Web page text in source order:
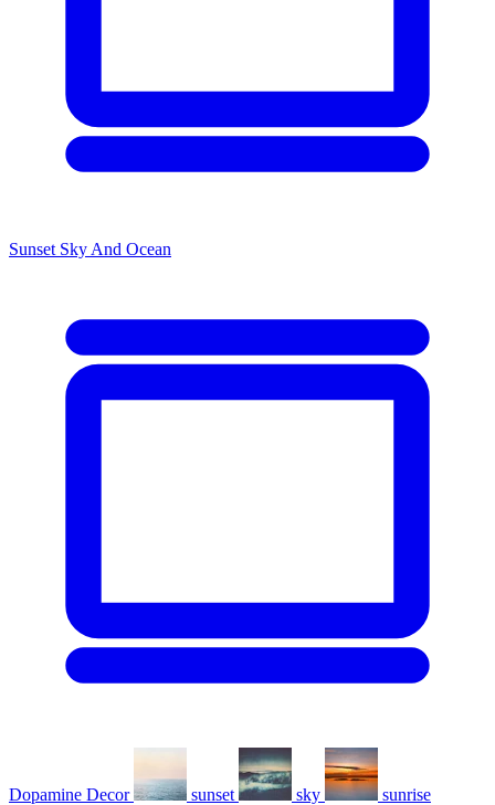
Sunset Sky And Ocean
Dopamine Decor sunset sky sunrise